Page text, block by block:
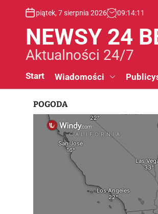
piątek, 7 sierpnia 2026 09:14:13
NEWSY 24
Aktualności 24/7
Start Wiadomości
POGODA